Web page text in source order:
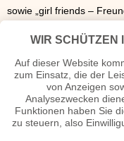
sowie „girl friends –
zu sehen.
Christine Rainer Wiki,
Kinder etc.
n.n.v. - Die offizielle
Movies Christine